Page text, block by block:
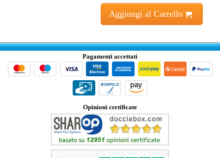
Aggiungi al Carrello
Pagamenti accettati
Opinioni certificate